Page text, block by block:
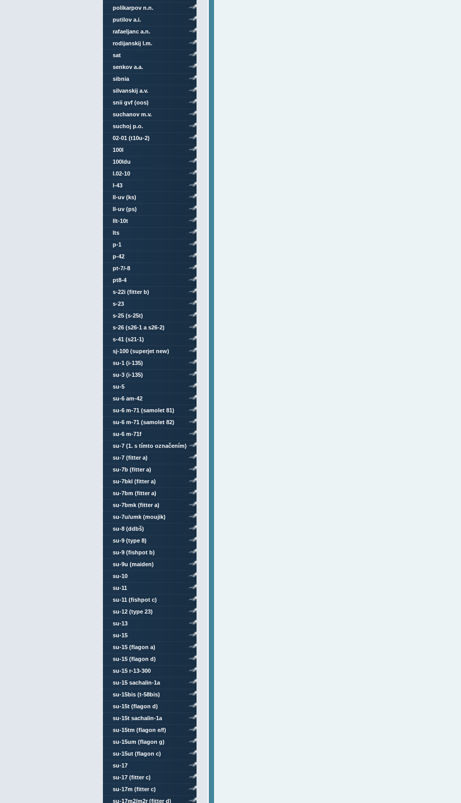
polikarpov n.n.
putilov a.i.
rafaeljanc a.n.
rodijanskij l.m.
sat
senkov a.a.
sibnia
silvanskij a.v.
snii gvf (oos)
suchanov m.v.
suchoj p.o.
02-01 (t10u-2)
100l
100ldu
l.02-10
l-43
ll-uv (ks)
ll-uv (ps)
llt-10t
lts
p-1
p-42
pt-7/-8
pt8-4
s-22i (fitter b)
s-23
s-25 (s-25t)
s-26 (s26-1 a s26-2)
s-41 (s21-1)
sj-100 (superjet new)
su-1 (i-135)
su-3 (i-135)
su-5
su-6 am-42
su-6 m-71 (samolet 81)
su-6 m-71 (samolet 82)
su-6 m-71f
su-7 (1. s tímto označením)
su-7 (fitter a)
su-7b (fitter a)
su-7bkl (fitter a)
su-7bm (fitter a)
su-7bmk (fitter a)
su-7u/umk (moujik)
su-8 (ddbš)
su-9 (type 8)
su-9 (fishpot b)
su-9u (maiden)
su-10
su-11
su-11 (fishpot c)
su-12 (type 23)
su-13
su-15
su-15 (flagon a)
su-15 (flagon d)
su-15 r-13-300
su-15 sachalin-1a
su-15bis (t-58bis)
su-15t (flagon d)
su-15t sachalin-1a
su-15tm (flagon e/f)
su-15um (flagon g)
su-15ut (flagon c)
su-17
su-17 (fitter c)
su-17m (fitter c)
su-17m2/m2r (fitter d)